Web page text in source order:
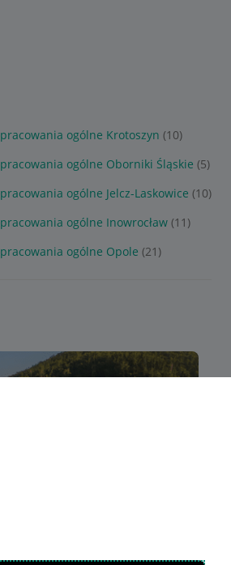
ogólne Krotoszyn (10)
ogólne Oborniki Śląskie (5)
ogólne Jelcz-Laskowice (10)
ogólne Inowrocław (11)
ogólne Opole (21)